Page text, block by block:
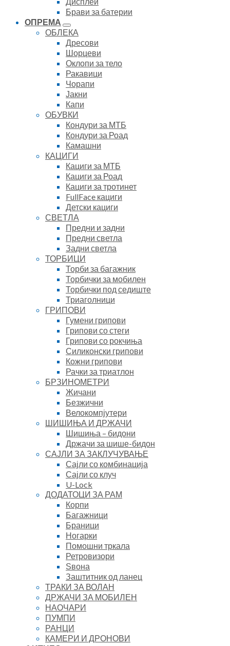
Брави за батерии
ОПРЕМА
ОБЛЕКА
Дресови
Шорцеви
Оклопи за тело
Ракавици
Чорапи
Јакни
Капи
ОБУВКИ
Кондури за МТБ
Кондури за Роад
Камашни
КАЦИГИ
Кациги за МТБ
Кациги за Роад
Кациги за тротинет
FullFace кациги
Детски кациги
СВЕТЛА
Предни и задни
Предни светла
Задни светла
ТОРБИЦИ
Торби за багажник
Торбички за мобилен
Торбички под седиште
Триаголници
ГРИПОВИ
Гумени грипови
Грипови со стеги
Грипови со рокчиња
Силиконски грипови
Кожни грипови
Рачки за триатлон
БРЗИНОМЕТРИ
Жичани
Безжични
Велокомпјутери
ШИШИЊА И ДРЖАЧИ
Шишиња – бидони
Држачи за шише-бидон
САЈЛИ ЗА ЗАКЛУЧУВАЊЕ
Сајли со комбинација
Сајли со клуч
U-Lock
ДОДАТОЦИ ЗА РАМ
Корпи
Багажници
Браници
Ногарки
Помошни тркала
Ретровизори
Ѕвона
Заштитник од ланец
ТРАКИ ЗА ВОЛАН
ДРЖАЧИ ЗА МОБИЛЕН
НАОЧАРИ
ПУМПИ
РАНЦИ
КАМЕРИ И ДРОНОВИ